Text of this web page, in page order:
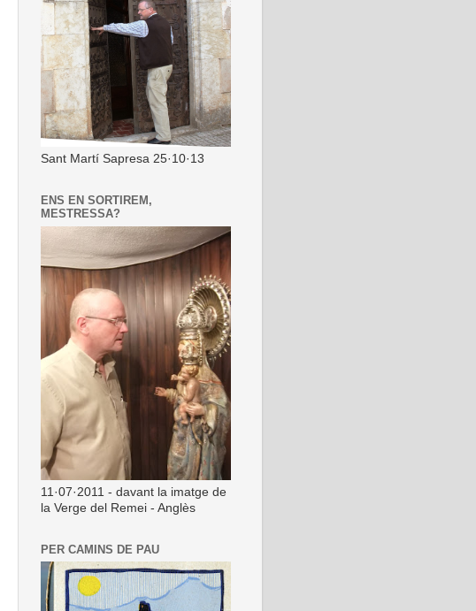
Sant Martí Sapresa 25·10·13
ENS EN SORTIREM,
MESTRESSA?
11·07·2011 - davant la imatge de
la Verge del Remei - Anglès
PER CAMINS DE PAU